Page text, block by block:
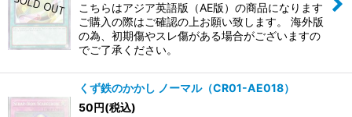
こちらはアジア英語版（AE版）の商品になります
ご購入の際はご確認の上お願い致します。 海外版
の為、初期傷やスレ傷がある場合がございますの
でご了承ください。
くず鉄のかかし ノーマル（CR01-AE018）
50円(税込)